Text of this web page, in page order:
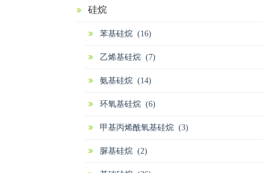
硅烷
苯基硅烷 (16)
乙烯基硅烷 (7)
氨基硅烷 (14)
环氧基硅烷 (6)
甲基丙烯酰氧基硅烷 (3)
脲基硅烷 (2)